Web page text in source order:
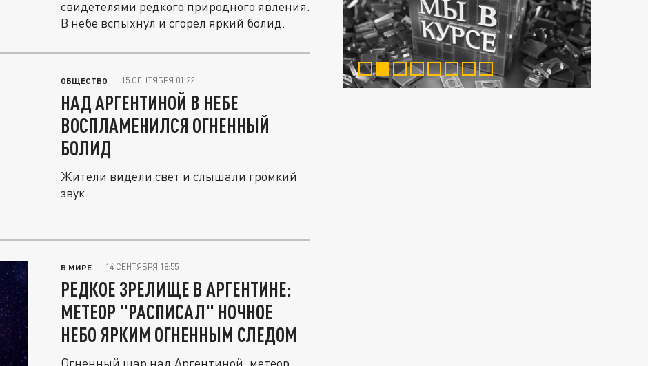
свидетелями редкого природного явления.
В небе вспыхнул и сгорел яркий болид.
ОБЩЕСТВО 15 СЕНТЯБРЯ 01:22
НАД АРГЕНТИНОЙ В НЕБЕ
ВОСПЛАМЕНИЛСЯ ОГНЕННЫЙ
БОЛИД
Жители видели свет и слышали громкий
звук.
В МИРЕ 14 СЕНТЯБРЯ 18:55
РЕДКОЕ ЗРЕЛИЩЕ В АРГЕНТИНЕ:
МЕТЕОР "РАСПИСАЛ" НОЧНОЕ
НЕБО ЯРКИМ ОГНЕННЫМ СЛЕДОМ
Огненный шар над Аргентиной: метеор